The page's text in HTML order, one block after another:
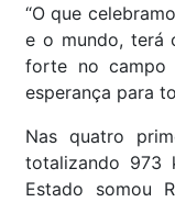
“O que
e o mundo, terá
forte no campo
esperança para
Nas quatro
totalizando 973
Estado somou